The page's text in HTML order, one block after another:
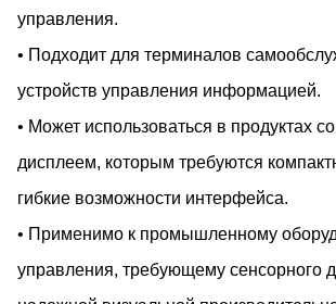
управления.
• Подходит для терминалов
устройств управления информацией.
• Может использоваться в продуктах
дисплеем, которым требуются
гибкие возможности интерфейса.
• Применимо к промышленному
управления, требующему сенсорного